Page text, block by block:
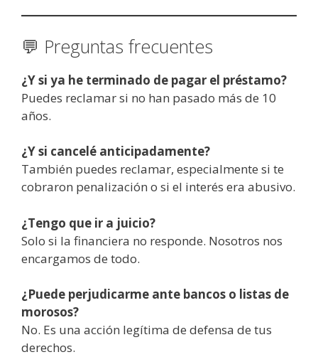
💬 Preguntas frecuentes
¿Y si ya he terminado de pagar el préstamo?
Puedes reclamar si no han pasado más de 10
años.
¿Y si cancelé anticipadamente?
También puedes reclamar, especialmente si te
cobraron penalización o si el interés era abusivo.
¿Tengo que ir a juicio?
Solo si la financiera no responde. Nosotros nos
encargamos de todo.
¿Puede perjudicarme ante bancos o listas de
morosos?
No. Es una acción legítima de defensa de tus
derechos.